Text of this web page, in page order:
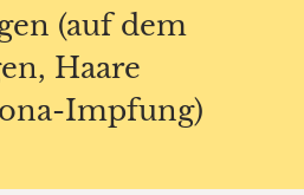
(auf dem
Haare
Impfung)